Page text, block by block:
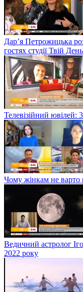
Дар’я Петрожицька
гостях студії Твій День
Телевізійний ювілей:
Чому жінкам не варто
Ведичний астролог
2022 року